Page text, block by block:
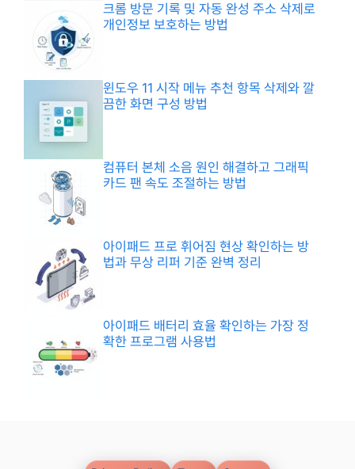
크롬 방문 기록 및 자동 완성 주소 삭제로
개인정보 보호하는 방법
윈도우 11 시작 메뉴 추천 항목 삭제와 깔
끔한 화면 구성 방법
컴퓨터 본체 소음 원인 해결하고 그래픽
카드 팬 속도 조절하는 방법
아이패드 프로 휘어짐 현상 확인하는 방
법과 무상 리퍼 기준 완벽 정리
아이패드 배터리 효율 확인하는 가장 정
확한 프로그램 사용법